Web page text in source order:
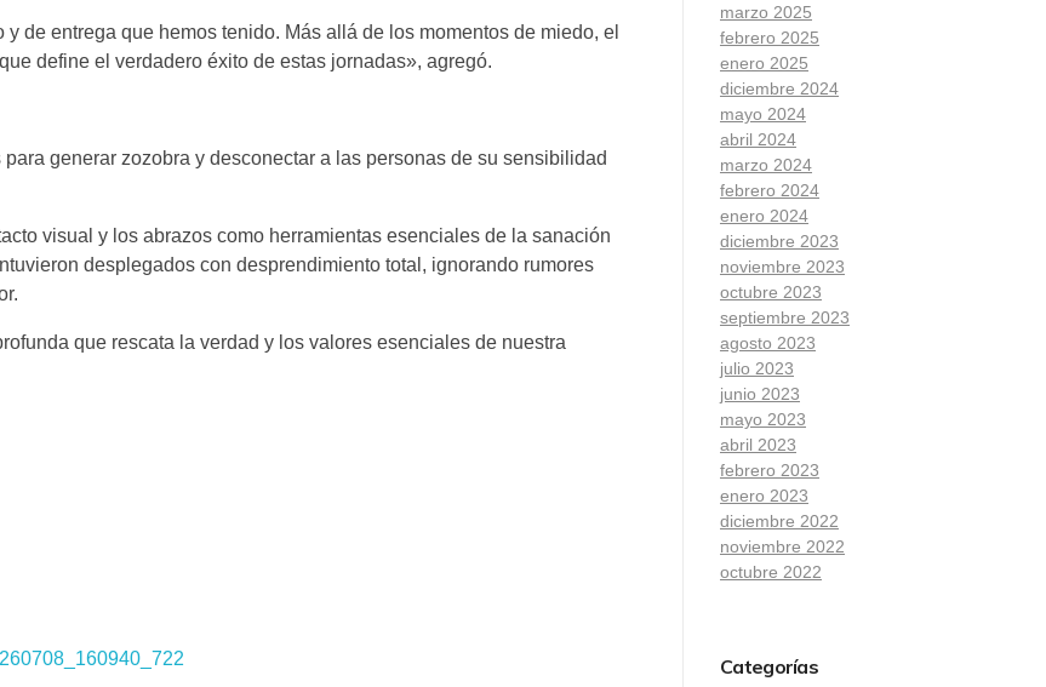
de entrega que hemos tenido. Más allá de los momentos de miedo, el
define el verdadero éxito de estas jornadas», agregó.
generar zozobra y desconectar a las personas de su sensibilidad
visual y los abrazos como herramientas esenciales de la sanación
desplegados con desprendimiento total, ignorando rumores
que rescata la verdad y los valores esenciales de nuestra
marzo 2025
febrero 2025
enero 2025
diciembre 2024
mayo 2024
abril 2024
marzo 2024
febrero 2024
enero 2024
diciembre 2023
noviembre 2023
octubre 2023
septiembre 2023
agosto 2023
julio 2023
junio 2023
mayo 2023
abril 2023
febrero 2023
enero 2023
diciembre 2022
noviembre 2022
octubre 2022
Categorías